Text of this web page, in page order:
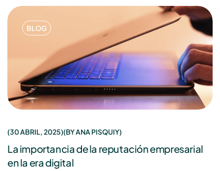
BLOG
30 ABRIL, 2025 BYANA PISQUIY
La importancia de la reputación empresarial
en la era digital